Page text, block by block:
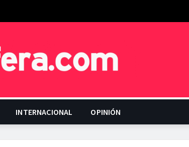
INTERNACIONAL OPINIÓN